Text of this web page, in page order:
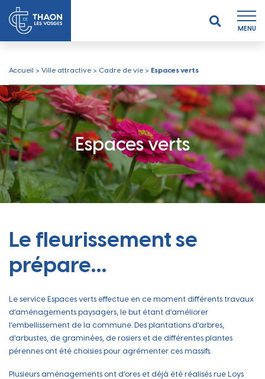
MENU
Accueil > Ville attractive > Cadre de vie > Espaces verts
Espaces verts
Le fleurissement se
prépare…
Le service Espaces verts effectue en ce moment différents travaux
d’aménagements paysagers, le but étant d’améliorer
l’embellissement de la commune. Des plantations d’arbres,
d’arbustes, de graminées, de rosiers et de différentes plantes
pérennes ont été choisies pour agrémenter ces massifs.
Plusieurs aménagements ont d’ores et déjà été réalisés rue Loys